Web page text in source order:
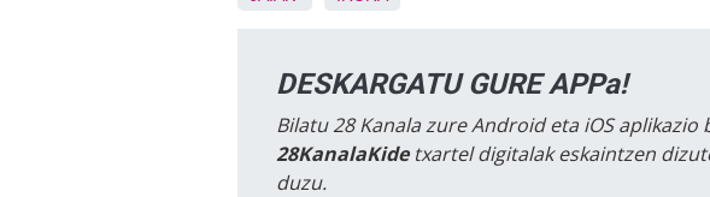
DESKARGATU GURE APPa!
Bilatu 28 Kanala zure Android eta iOS
28KanalaKidetxartel digitalak eskaintzen
duzu.